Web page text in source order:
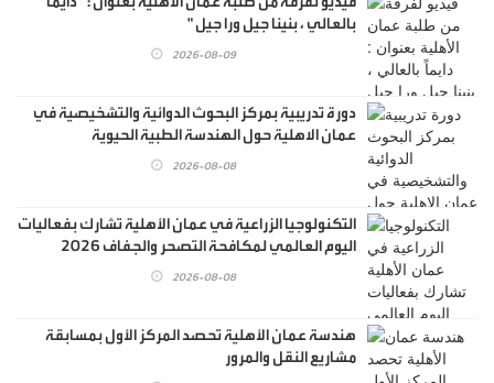
بالعالي ، بنينا جيل ورا جيل "
2026-08-09
دورة تدريبية بمركز البحوث الدوائية والتشخيصية في
عمان الاهلية حول الهندسة الطبية الحيوية
2026-08-08
التكنولوجيا الزراعية في عمان الأهلية تشارك بفعاليات
اليوم العالمي لمكافحة التصحر والجفاف 2026
2026-08-08
هندسة عمان الأهلية تحصد المركز الأول بمسابقة
مشاريع النقل والمرور